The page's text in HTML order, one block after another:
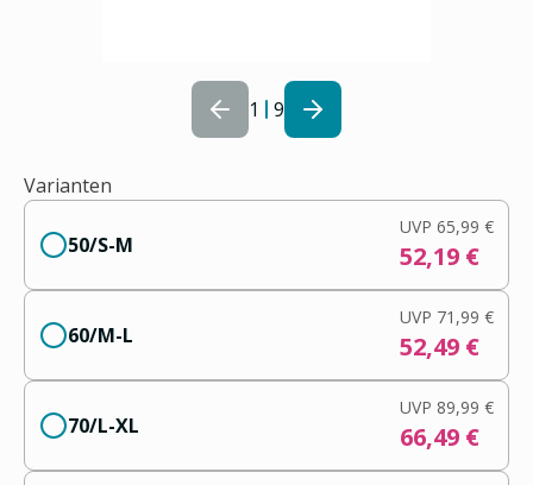
1 9
Varianten
50/S-M
UVP 65,99 €
52,19 €
60/M-L
UVP 71,99 €
52,49 €
70/L-XL
UVP 89,99 €
66,49 €